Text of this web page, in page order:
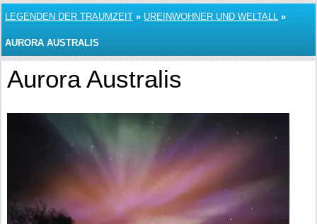
LEGENDEN DER TRAUMZEIT » UREINWOHNER UND WELTALL »
AURORA AUSTRALIS
Aurora Australis